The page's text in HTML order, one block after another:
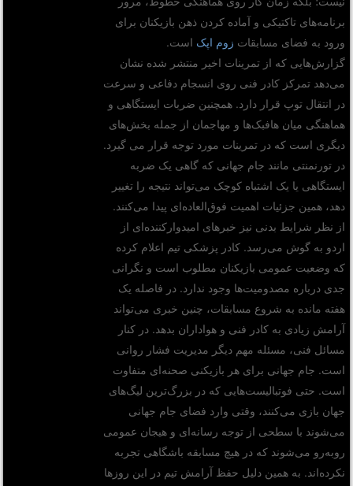
برنامه‌های تاکتیکی و آماده کردن ذهن بازیکنان برای
ورود به فضای مسابقاتزوم اپکاست.
گزارش‌هایی که از تمرینات اخیر منتشر شده نشان
می‌دهد تمرکز کادر فنی روی انسجام دفاعی و سرعت
در انتقال توپ قرار دارد. همچنین ضربات ایستگاهی و
هماهنگی میان هافبک‌ها و مهاجمان از جمله بخش‌های
دیگری است که در تمرینات مورد توجه قرار می گیرد.
در تورنمنتی مانند جام جهانی که گاهی یک ضربه
ایستگاهی یا یک اشتباه کوچک می‌تواند نتیجه را تغییر
دهد، همین جزئیات اهمیت فوق‌العاده‌ای پیدا می‌کنند.
از نظر شرایط بدنی نیز خبرهای امیدوارکننده‌ای از
اردو به گوش می‌رسد. کادر پزشکی تیم اعلام کرده
که وضعیت عمومی بازیکنان مطلوب است و نگرانی
جدی درباره مصدومیت‌ها وجود ندارد. در فاصله یک
هفته مانده به شروع مسابقات، چنین خبری می‌تواند
آرامش زیادی به کادر فنی و هواداران بدهد. در کنار
مسائل فنی، مسئله مهم دیگر مدیریت فشار روانی
است. جام جهانی برای هر بازیکنی صحنه‌ای متفاوت
است. حتی فوتبالیست‌هایی که در بزرگ‌ترین لیگ‌های
جهان بازی می‌کنند، وقتی وارد فضای جام جهانی
می‌شوند با سطحی از توجه رسانه‌ای و هیجان عمومی
روبه‌رو می‌شوند که در هیچ مسابقه باشگاهی تجربه
نکرده‌اند. به همین دلیل حفظ آرامش تیم در این روزها